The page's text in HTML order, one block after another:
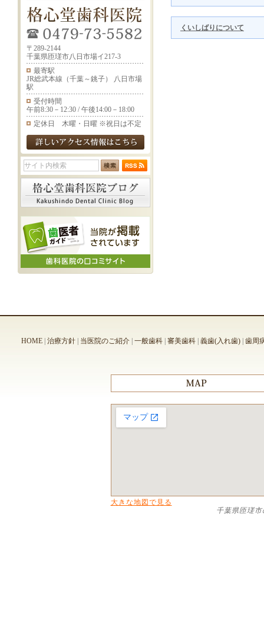
くいしばりについて
〒289-2144
千葉県匝瑳市八日市場イ217-3
最寄駅
JR総武本線（千葉～銚子） 八日市場
駅
受付時間
午前8:30－12:30 / 午後14:00－18:00
定休日 木曜・日曜 ※祝日は不定
HOME| 治療方針| 当医院のご紹介| 一般歯科| 審美歯科| 義歯(入れ歯)| 歯周
大きな地図で見る
千葉県匝瑳